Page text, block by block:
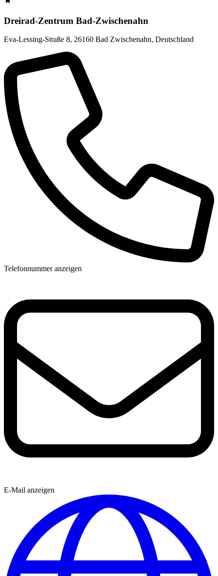
Dreirad-Zentrum Bad-Zwischenahn
Eva-Lessing-Straße 8, 26160 Bad Zwischenahn, Deutschland
Telefonnummer anzeigen
E-Mail anzeigen